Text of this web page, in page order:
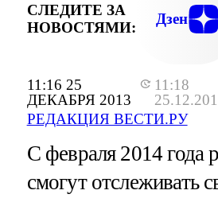
11:16 25
ДЕКАБРЯ 2013
11:18
РЕДАКЦИЯ ВЕСТИ.РУ
СЛЕДИТЕ ЗА
НОВОСТЯМИ:
Дзен
С февраля 2014 года
смогут отслеживать